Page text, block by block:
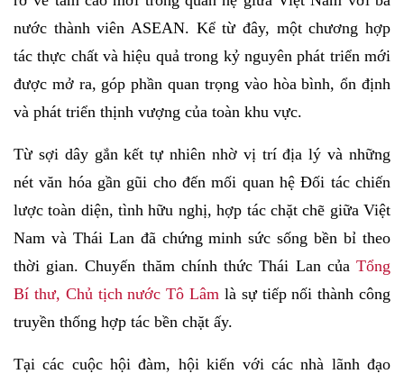
nước thành viên ASEAN. Kể từ đây, một chương hợp
tác thực chất và hiệu quả trong kỷ nguyên phát triển mới
được mở ra, góp phần quan trọng vào hòa bình, ổn định
và phát triển thịnh vượng của toàn khu vực.
Từ sợi dây gắn kết tự nhiên nhờ vị trí địa lý và những
nét văn hóa gần gũi cho đến mối quan hệ Đối tác chiến
lược toàn diện, tình hữu nghị, hợp tác chặt chẽ giữa Việt
Nam và Thái Lan đã chứng minh sức sống bền bỉ theo
thời gian. Chuyến thăm chính thức Thái Lan của Tổng
Bí thư, Chủ tịch nước Tô Lâm là sự tiếp nối thành công
truyền thống hợp tác bền chặt ấy.
Tại các cuộc hội đàm, hội kiến với các nhà lãnh đạo